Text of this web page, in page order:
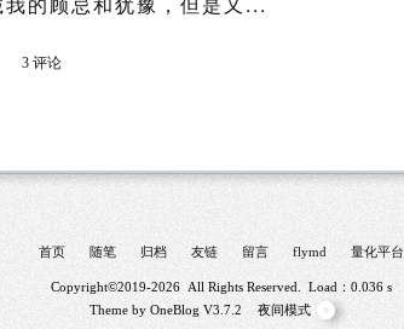
的顾忌和犹豫，但是又...
3 评论
首页 随笔 归档 友链 留言 flymd 量化平台
Copyright©2019-2026 All Rights Reserved. Load：0.036 s
Theme by OneBlog V3.7.2 夜间模式